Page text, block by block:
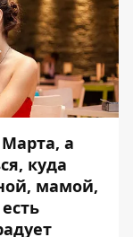
а
куда
мамой,